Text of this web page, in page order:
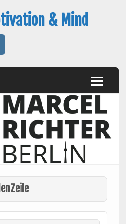
& Mind